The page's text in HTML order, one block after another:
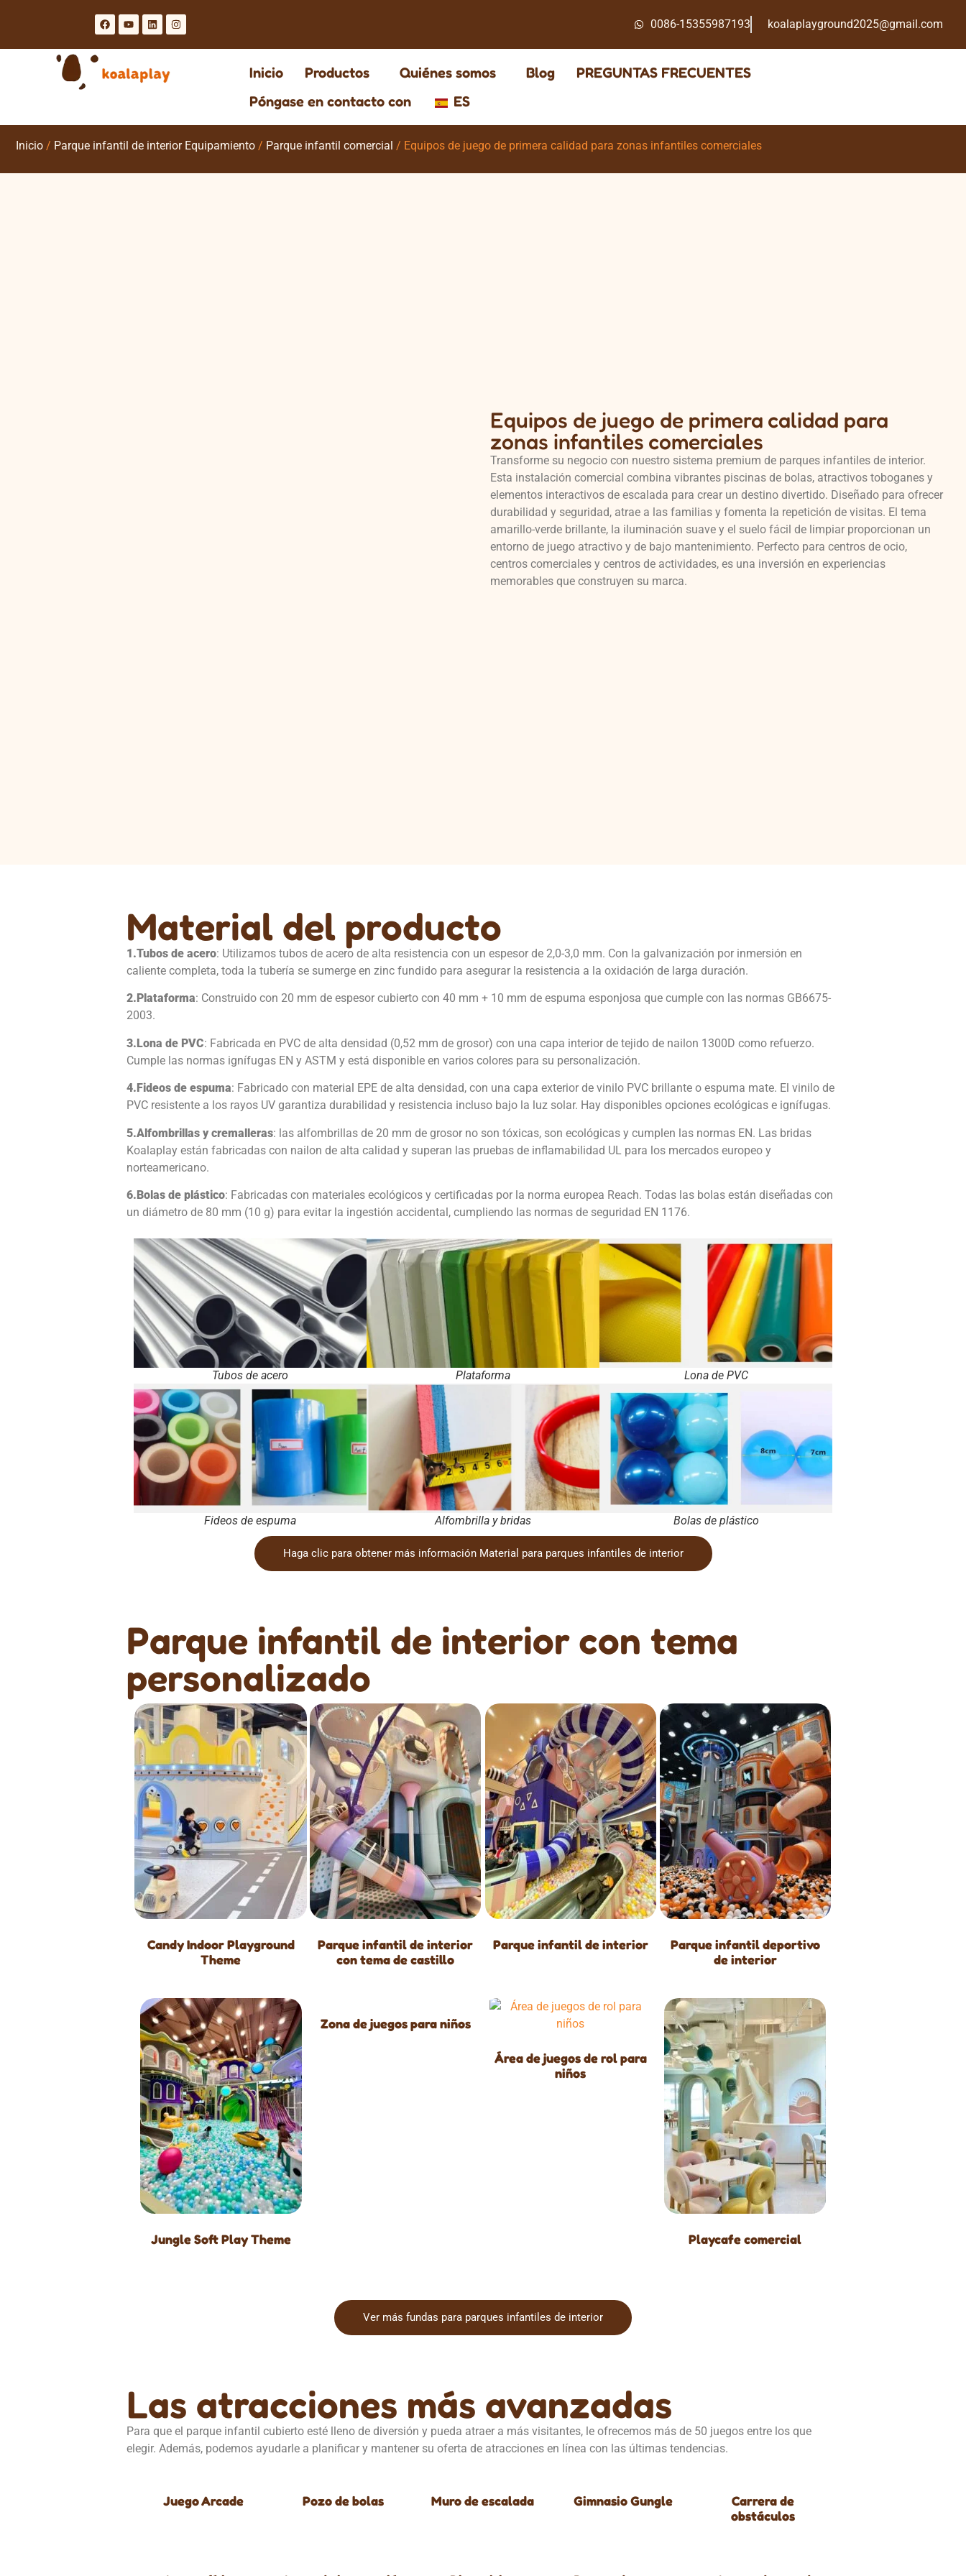
0086-15355987193 koalaplayground2025@gmail.com
Inicio Productos Quiénes somos Blog
PREGUNTAS FRECUENTES
Póngase en contacto con
ES
Inicio / Parque infantil de interior Equipamiento / Parque infantil comercial / Equipos de juego de primera calidad para zonas infantiles comerciales
Equipos de juego de primera calidad para
zonas infantiles comerciales
Transforme su negocio con nuestro sistema premium de parques infantiles de interior.
Esta instalación comercial combina vibrantes piscinas de bolas, atractivos toboganes y
elementos interactivos de escalada para crear un destino divertido. Diseñado para ofrecer
durabilidad y seguridad, atrae a las familias y fomenta la repetición de visitas. El tema
amarillo-verde brillante, la iluminación suave y el suelo fácil de limpiar proporcionan un
entorno de juego atractivo y de bajo mantenimiento. Perfecto para centros de ocio,
centros comerciales y centros de actividades, es una inversión en experiencias
memorables que construyen su marca.
Material del producto
1.Tubos de acero: Utilizamos tubos de acero de alta resistencia con un espesor de 2,0-3,0 mm. Con la galvanización por inmersión en
caliente completa, toda la tubería se sumerge en zinc fundido para asegurar la resistencia a la oxidación de larga duración.
2. Plataforma: Construido con 20 mm de espesor cubierto con 40 mm + 10 mm de espuma esponjosa que cumple con las normas GB6675-
2003.
3.Lona de PVC: Fabricada en PVC de alta densidad (0,52 mm de grosor) con una capa interior de tejido de nailon 1300D como refuerzo.
Cumple las normas ignífugas EN y ASTM y está disponible en varios colores para su personalización.
4. Fideos de espuma: Fabricado con material EPE de alta densidad, con una capa exterior de vinilo PVC brillante o espuma mate. El vinilo de
PVC resistente a los rayos UV garantiza durabilidad y resistencia incluso bajo la luz solar. Hay disponibles opciones ecológicas e ignífugas.
5.Alfombrillas y cremalleras: las alfombrillas de 20 mm de grosor no son tóxicas, son ecológicas y cumplen las normas EN. Las bridas
Koalaplay están fabricadas con nailon de alta calidad y superan las pruebas de inflamabilidad UL para los mercados europeo y
norteamericano.
6.Bolas de plástico: Fabricadas con materiales ecológicos y certificadas por la norma europea Reach. Todas las bolas están diseñadas con
un diámetro de 80 mm (10 g) para evitar la ingestión accidental, cumpliendo las normas de seguridad EN 1176.
Tubos de acero Plataforma Lona de PVC
Fideos de espuma Alfombrilla y bridas Bolas de plástico
Haga clic para obtener más información Material para parques infantiles de interior
Parque infantil de interior con tema
personalizado
Candy Indoor Playground
Theme
Parque infantil de interior
con tema de castillo
Parque infantil de interior
Parque infantil deportivo
de interior
Jungle Soft Play Theme
Zona de juegos para niños
Área de juegos de rol para
niños
Playcafe comercial
Ver más fundas para parques infantiles de interior
Las atracciones más avanzadas
Para que el parque infantil cubierto esté lleno de diversión y pueda atraer a más visitantes, le ofrecemos más de 50 juegos entre los que
elegir. Además, podemos ayudarle a planificar y mantener su oferta de atracciones en línea con las últimas tendencias.
Juego Arcade Pozo de bolas Muro de escalada Gimnasio Gungle
Carrera de
obstáculos